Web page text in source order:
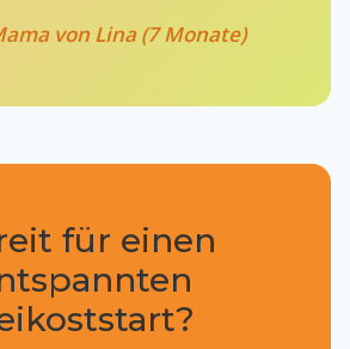
von Lina (7 Monate)
für einen